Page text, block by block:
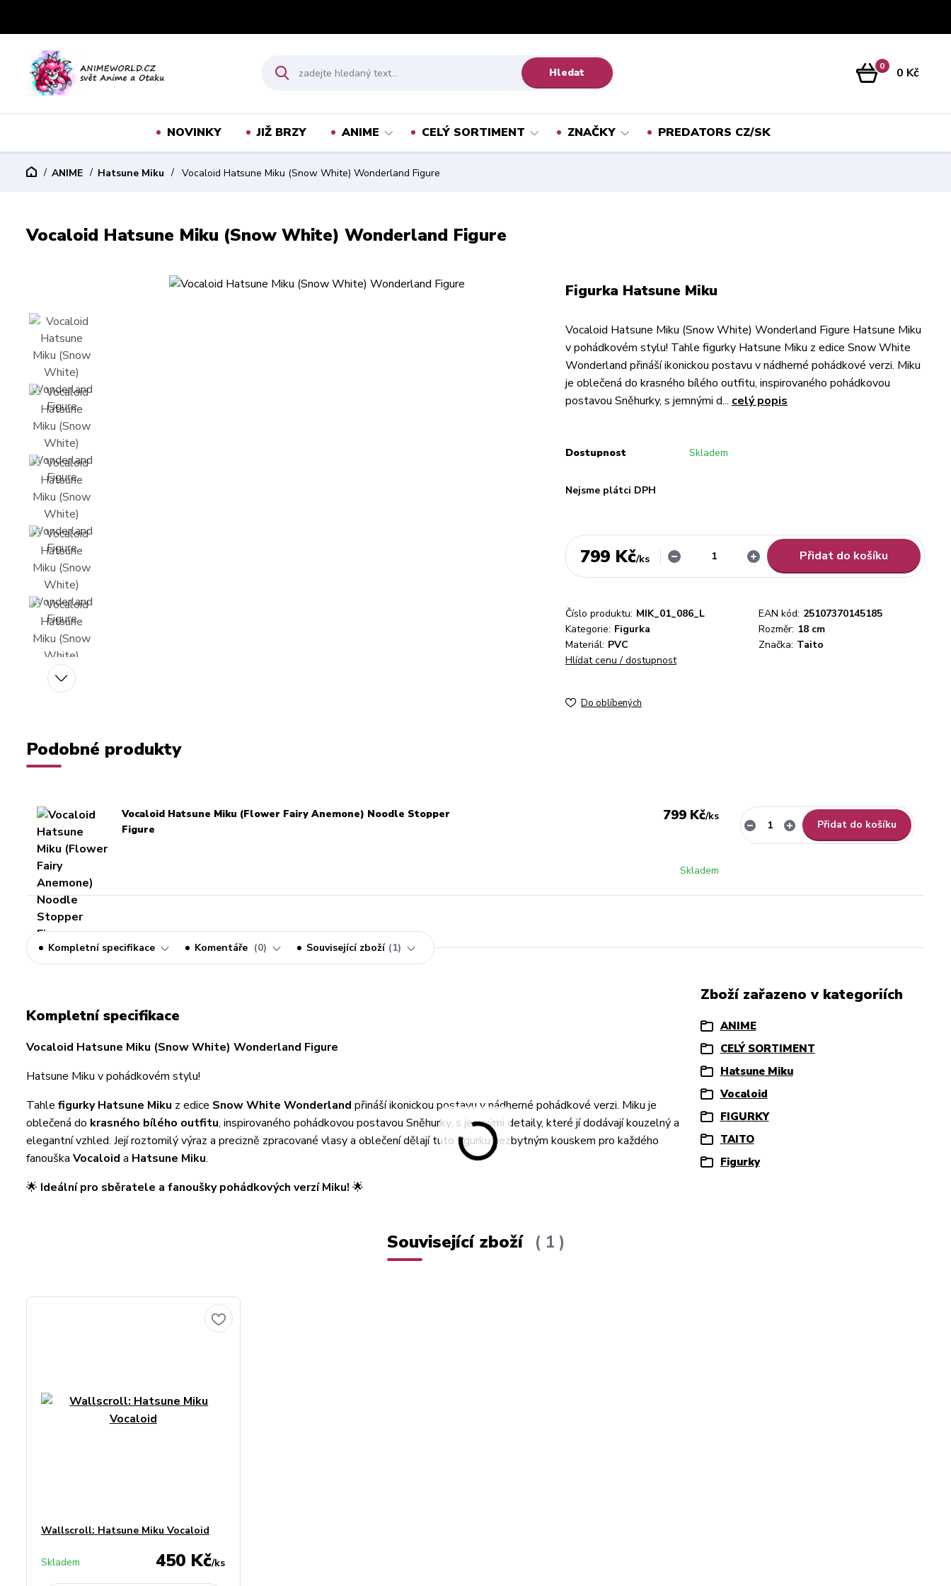
Hledat 0 0 Kč
NOVINKY JIŽ BRZY ANIME CELÝ SORTIMENT ZNAČKY PREDATORS CZ/SK
ANIME Hatsune Miku Vocaloid Hatsune Miku (Snow White) Wonderland Figure
Vocaloid Hatsune Miku (Snow White) Wonderland Figure
Figurka Hatsune Miku
Vocaloid Hatsune Miku (Snow White) Wonderland Figure Hatsune Miku
v pohádkovém stylu! Tahle figurky Hatsune Miku z edice Snow White
Wonderland přináší ikonickou postavu v nádherné pohádkové verzi. Miku
je oblečená do krasného bílého outfitu, inspirovaného pohádkovou
postavou Sněhurky, s jemnými d... celý popis
Dostupnost Skladem
Nejsme plátci DPH
799 Kč/ks Přidat do košíku
Číslo produktu: MIK_01_086_L EAN kód: 25107370145185
Kategorie: Figurka Rozměr: 18 cm
Materiál: PVC Značka: Taito
Hlídat cenu / dostupnost
Do oblíbených
Podobné produkty
Vocaloid Hatsune Miku (Flower Fairy Anemone) Noodle Stopper
Figure
799 Kč/ks
Skladem
Přidat do košíku
Kompletní specifikace Komentáře 0 Související zboží 1
Kompletní specifikace
Vocaloid Hatsune Miku (Snow White) Wonderland Figure
Hatsune Miku v pohádkovém stylu!
Tahle figurky Hatsune Miku z edice Snow White Wonderland přináší ikonickou postavu v nádherné pohádkové verzi. Miku je
oblečená do krasného bílého outfitu, inspirovaného pohádkovou postavou Sněhurky, s jemnými detaily, které jí dodávají kouzelný a
elegantní vzhled. Její roztomilý výraz a precizně zpracované vlasy a oblečení dělají tuto figurku nezbytným kouskem pro každého
fanouška Vocaloid a Hatsune Miku.
🌟 Ideální pro sběratele a fanoušky pohádkových verzí Miku! 🌟
Zboží zařazeno v kategoriích
ANIME
CELÝ SORTIMENT
Hatsune Miku
Vocaloid
FIGURKY
TAITO
Figurky
Související zboží 1
Wallscroll: Hatsune Miku Vocaloid
450 Kč/ks
Skladem